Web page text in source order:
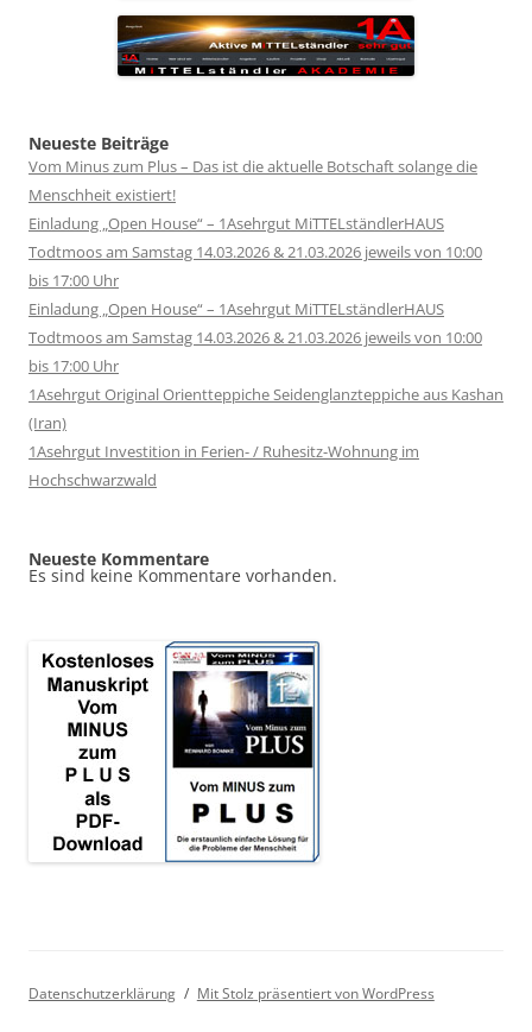
Neueste Beiträge
Vom Minus zum Plus – Das ist die aktuelle Botschaft solange die
Menschheit existiert!
Einladung „Open House“ – 1Asehrgut MiTTELständlerHAUS
Todtmoos am Samstag 14.03.2026 & 21.03.2026 jeweils von 10:00
bis 17:00 Uhr
Einladung „Open House“ – 1Asehrgut MiTTELständlerHAUS
Todtmoos am Samstag 14.03.2026 & 21.03.2026 jeweils von 10:00
bis 17:00 Uhr
1Asehrgut Original Orientteppiche Seidenglanzteppiche aus Kashan
(Iran)
1Asehrgut Investition in Ferien- / Ruhesitz-Wohnung im
Hochschwarzwald
Neueste Kommentare
Es sind keine Kommentare vorhanden.
Datenschutzerklärung Mit Stolz präsentiert von WordPress